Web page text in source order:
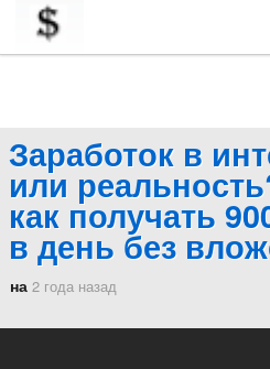
Заработок в
или
как получать
в день без
на 2 года назад